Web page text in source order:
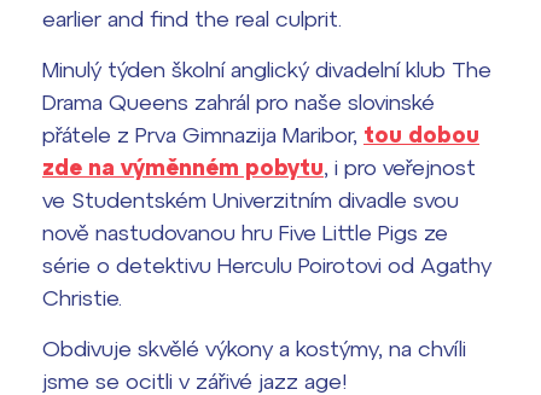
Maturitní témata
Pomoc! Mám problém!
Harmonogram školního roku
Termíny maturit
earlier and find the real culprit.
Minulý týden školní anglický divadelní klub The
Drama Queens zahrál pro naše slovinské
přátele z Prva Gimnazija Maribor, tou dobou
zde na výměnném pobytu, i pro veřejnost
ve Studentském Univerzitním divadle svou
nově nastudovanou hru Five Little Pigs ze
série o detektivu Herculu Poirotovi od Agathy
Christie.
Obdivuje skvělé výkony a kostýmy, na chvíli
jsme se ocitli v zářivé jazz age!